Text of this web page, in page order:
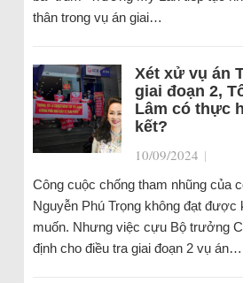
thân trong vụ án giai…
Xét xử vụ án
giai đoạn 2,
Lâm có thực
kết?
10/09/2024 |
Công cuộc chống tham nhũng của
Nguyễn Phú Trọng không đạt được
muốn. Nhưng việc cựu Bộ trưởng
định cho điều tra giai đoạn 2 vụ án…